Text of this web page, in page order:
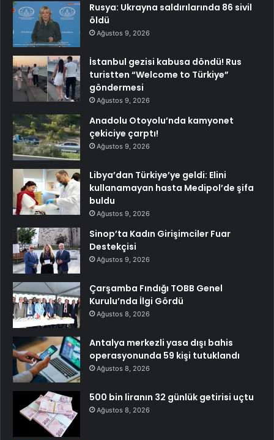
Rusya: Ukrayna saldırılarında 86 sivil
öldü
Ağustos 9, 2026
İstanbul gezisi kabusa döndü! Rus
turistten “Welcome to Türkiye”
göndermesi
Ağustos 9, 2026
Anadolu Otoyolu’nda kamyonet
çekiciye çarptı!
Ağustos 9, 2026
Libya’dan Türkiye’ye geldi: Elini
kullanamayan hasta Medipol’de şifa
buldu
Ağustos 9, 2026
Sinop’ta Kadın Girişimciler Fuar
Destekçisi
Ağustos 9, 2026
Çarşamba Fındığı TOBB Genel
Kurulu’nda İlgi Gördü
Ağustos 8, 2026
Antalya merkezli yasa dışı bahis
operasyonunda 59 kişi tutuklandı
Ağustos 8, 2026
500 bin liranın 32 günlük getirisi uçtu
Ağustos 8, 2026